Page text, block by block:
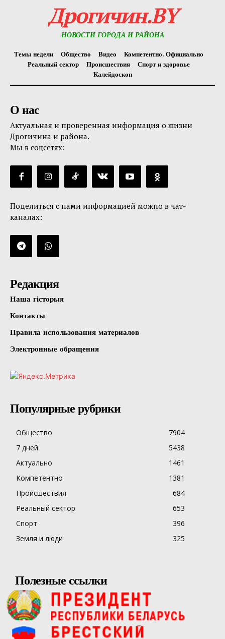
Дрогичин.BY
НОВОСТИ ГОРОДА И РАЙОНА
Темы недели Общество Видео
Компетентно. Официально
Реальный сектор
Происшествия
Спорт и здоровье
Калейдоскоп
О нас
Актуальная и проверенная информация о жизни
Дрогичина и района.
Мы в соцсетях:
Поделиться с нами информацией можно в чат-
каналах:
Редакция
Наша гісторыя
Контакты
Правила использования материалов
Электронные обращения
Популярные рубрики
Общество
7904
7 дней
5438
Актуально
1461
Компетентно
1381
Происшествия
684
Реальный сектор
653
Спорт
396
Земля и люди
325
Полезные ссылки